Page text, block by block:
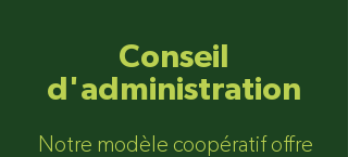
Conseil
d'administration
Notre modèle coopératif offre